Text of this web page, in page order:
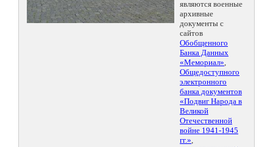
являются военные
архивные
документы с
сайтов
Обобщенного
Банка Данных
«Мемориал»,
Общедоступного
электронного
банка документов
«Подвиг Народа в
Великой
Отечественной
войне 1941-1945
гг.»,